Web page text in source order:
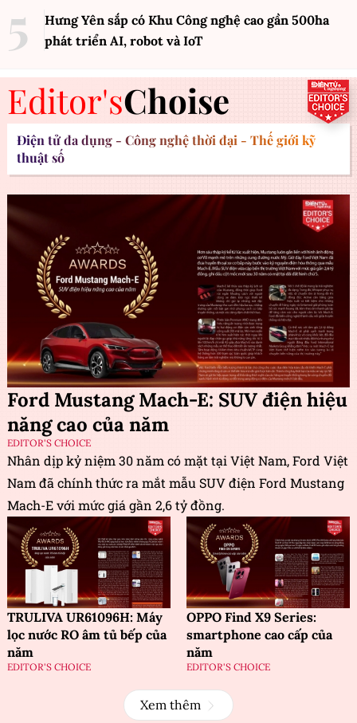
Hưng Yên sắp có Khu Công nghệ cao gần 500ha
phát triển AI, robot và IoT
Editor'sChoise
Điện tử đa dụng - Công nghệ thời đại - Thế giới kỹ
thuật số
Ford Mustang Mach-E: SUV điện hiệu
năng cao của năm
EDITOR'S CHOICE
Nhân dịp kỷ niệm 30 năm có mặt tại Việt Nam, Ford Việt
Nam đã chính thức ra mắt mẫu SUV điện Ford Mustang
Mach-E với mức giá gần 2,6 tỷ đồng.
TRULIVA UR61096H: Máy
lọc nước RO âm tủ bếp của
năm
EDITOR'S CHOICE
OPPO Find X9 Series:
smartphone cao cấp của
năm
EDITOR'S CHOICE
Xem thêm